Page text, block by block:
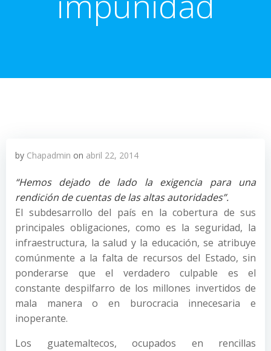
by Chapadmin on abril 22, 2014
“Hemos dejado de lado la exigencia para una
rendición de cuentas de las altas autoridades”.
El subdesarrollo del país en la cobertura de sus
principales obligaciones, como es la seguridad, la
infraestructura, la salud y la educación, se atribuye
comúnmente a la falta de recursos del Estado, sin
ponderarse que el verdadero culpable es el
constante despilfarro de los millones invertidos de
mala manera o en burocracia innecesaria e
inoperante.
Los guatemaltecos, ocupados en rencillas